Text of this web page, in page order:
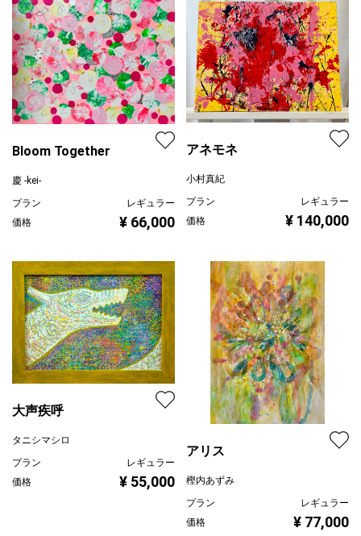
Bloom Together
慶 -kei-
プラン
レギュラー
価格
¥ 66,000
アネモネ
小村真紀
プラン
レギュラー
価格
¥ 140,000
大声疾呼
タニシマシロ
プラン
レギュラー
価格
¥ 55,000
アリス
樫内あずみ
プラン
レギュラー
価格
¥ 77,000